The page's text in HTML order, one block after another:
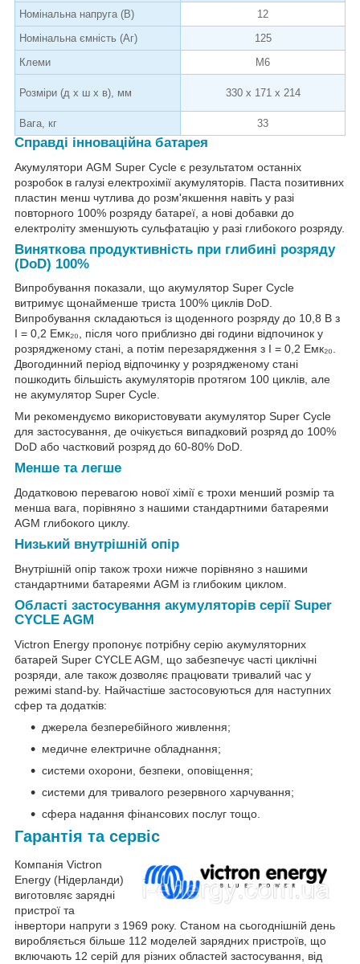
Номінальна напруга (В)
12
Номінальна ємність (Аг)
125
Клеми
M6
Розміри (д х ш х в), мм 330 x 171 x 214
Вага, кг 33
Справді інноваційна батарея
Акумулятори AGM Super Cycle є результатом останніх
розробок в галузі електрохімії акумуляторів. Паста позитивних
пластин менш чутлива до розм'якшення навіть у разі
повторного 100% розряду батареї, а нові добавки до
електроліту зменшують сульфатацію у разі глибокого розряду.
Виняткова продуктивність при глибині розряду
(DoD) 100%
Випробування показали, що акумулятор Super Cycle
витримує щонайменше триста 100% циклів DoD.
Випробування складаються із щоденного розряду до 10,8 В з
I = 0,2 Емк₂₀, після чого приблизно дві години відпочинок у
розрядженому стані, а потім перезарядження з I = 0,2 Емк₂₀.
Двогодинний період відпочинку у розрядженому стані
пошкодить більшість акумуляторів протягом 100 циклів, але
не акумулятор Super Cycle.
Ми рекомендуємо використовувати акумулятор Super Cycle
для застосування, де очікується випадковий розряд до 100%
DoD або частковий розряд до 60-80% DoD.
Менше та легше
Додатковою перевагою нової хімії є трохи менший розмір та
менша вага, порівняно з нашими стандартними батареями
AGM глибокого циклу.
Низький внутрішній опір
Внутрішній опір також трохи нижче порівняно з нашими
стандартними батареями AGM із глибоким циклом.
Області застосування акумуляторів серії Super
CYCLE AGM
Victron Energy пропонує потрібну серію акумуляторних
батарей Super CYCLE AGM, що забезпечує часті циклічні
розряди, але також дозволяє працювати тривалий час у
режимі stand-by. Найчастіше застосовуються для наступних
сфер та додатків:
джерела безперебійного живлення;
медичне електричне обладнання;
системи охорони, безпеки, оповіщення;
системи для тривалого резервного харчування;
сфера надання фінансових послуг тощо.
Гарантія та сервіс
Компанія Victron
Energy (Нідерланди)
виготовляє зарядні
пристрої та
інвертори напруги з 1969 року. Станом на сьогоднішній день
виробляється більше 112 моделей зарядних пристроїв, що
включають 12 серій для різних областей застосування, від